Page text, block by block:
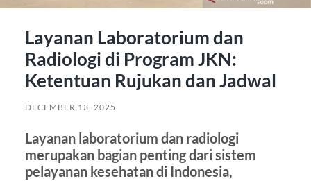
Layanan Laboratorium dan
Radiologi di Program JKN:
Ketentuan Rujukan dan Jadwal
DECEMBER 13, 2025
Layanan laboratorium dan radiologi
merupakan bagian penting dari sistem
pelayanan kesehatan di Indonesia,